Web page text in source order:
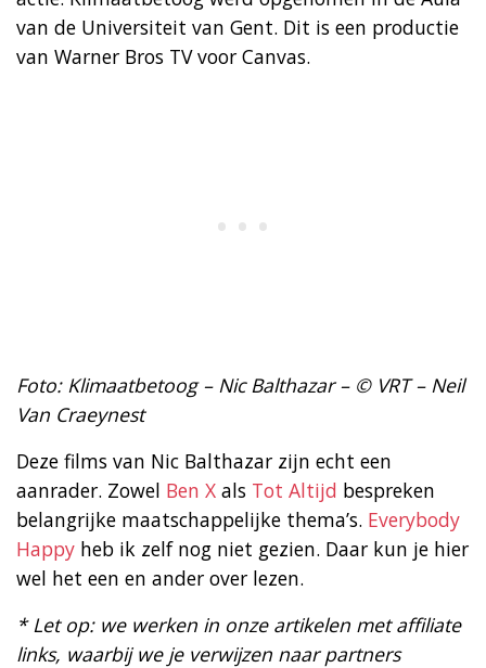
van de Universiteit van Gent. Dit is een productie
van Warner Bros TV voor Canvas.
Foto: Klimaatbetoog – Nic Balthazar – © VRT – Neil
Van Craeynest
Deze films van Nic Balthazar zijn echt een
aanrader. Zowel Ben X als Tot Altijd bespreken
belangrijke maatschappelijke thema’s. Everybody
Happy heb ik zelf nog niet gezien. Daar kun je hier
wel het een en ander over lezen.
* Let op: we werken in onze artikelen met affiliate
links, waarbij we je verwijzen naar partners